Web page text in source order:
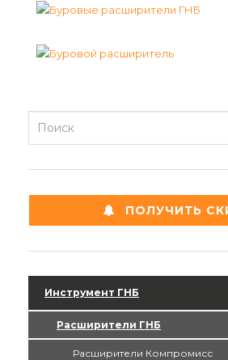
ПОЛУЧИТЬ
Инструмент ГНБ
Расширители ГНБ
Расширители Компромисс